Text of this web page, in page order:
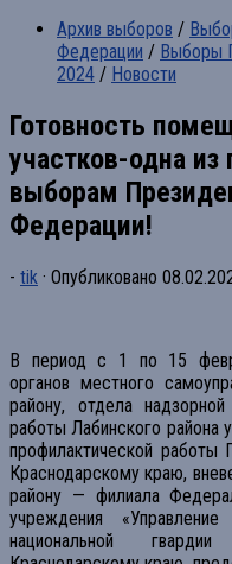
Архив выборов /
Федерации / Выборы
2024 / Новости
Готовность
участков-одна из
выборам
Федерации!
- tik · Опубликовано
В период с 1 по 15
органов местного
району, отдела
работы Лабинского района
профилактической работы
Краснодарскому краю,
району — филиала
учреждения
национальной